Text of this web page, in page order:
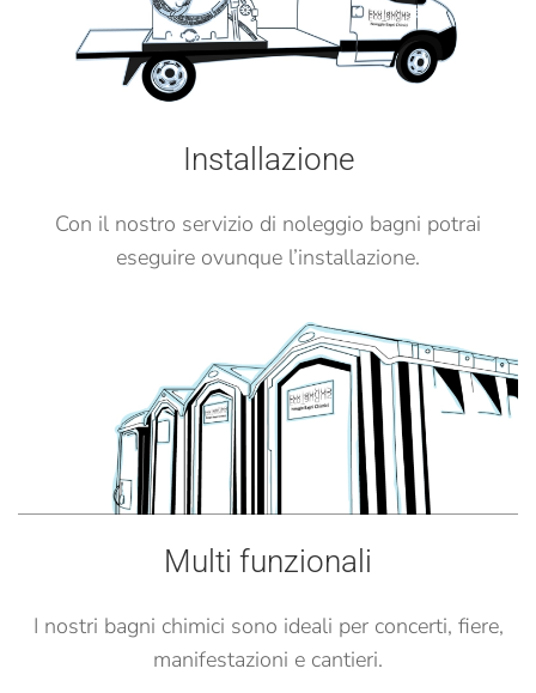
Installazione
Con il nostro servizio di noleggio bagni potrai
eseguire ovunque l’installazione.
Multi funzionali
I nostri bagni chimici sono ideali per concerti, fiere,
manifestazioni e cantieri.